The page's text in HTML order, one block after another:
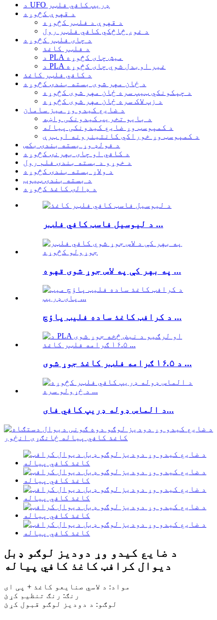
د UFO ډریپ کافي فلټر
د قهوې کڅوړه
د قهوې د فلټر کڅوړه
د غوږ څاڅکي کافي فلټر رول
د چای فلټر کڅوړه
د فلټر کاغذ
د PLA میش چای کڅوړه
د PLA غیر اوبدل شوي چای کڅوړه
د کافي فلټر کاغذ
د ځان مهر شوی بسته بندۍ کڅوړه
د چپکونکي ټیپ سره ځان مهر شوی کڅوړه
د زپ لاک سره ځان مهر شوی کڅوړه
د ضایع کیدو وړ میز سامان
د بایو تخریب کیدونکی واښه
د کمپوسټ وړ ضایع کیدونکی پیاله
د کمپوسټ وړ خوراکي کانتینرونه او ټرې
د فولډ وړ بسته بندۍ بکس
د کافي او چای بهرنۍ کڅوړه
د خوړو د بسته بندۍ فلم رول
د ولاړ بسته بندۍ کڅوړه
د بسته بندۍ ټیوب
د ډالۍ کاغذ کڅوړه
د لیوسیل فاسټ کافي فلټر ...
په بهر کې په لاس جوړ شوی قهوه ...
د کرافټ کاغذ ساده فلیټ پاؤچ ...
د ۱۶.۵ ګرامه فلټر کاغذ جوړ شوی ...
د الماس ډوله ډریپ کافي فای...
د ضایع کیدو وړ دودیز لوګو ډبل
دیوال کرافټ کاغذ کافي پیاله
مواد: د لاسي صنایعو کاغذ + پی ای
رنګ: رنګ تنظیم کړئ
لوګو: د دودیز لوګو قبول کړئ